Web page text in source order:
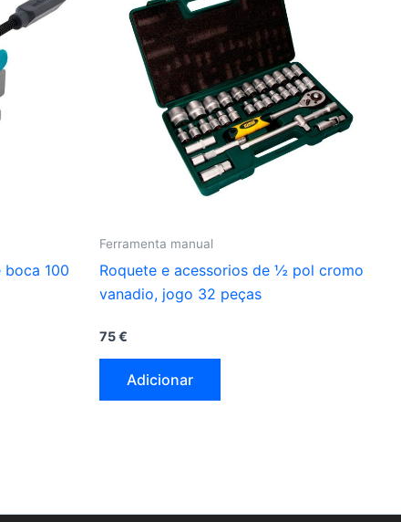
boca 100
Ferramenta manual
Roquete e acessorios de ½ pol cromo
vanadio, jogo 32 peças
75€
Adicionar